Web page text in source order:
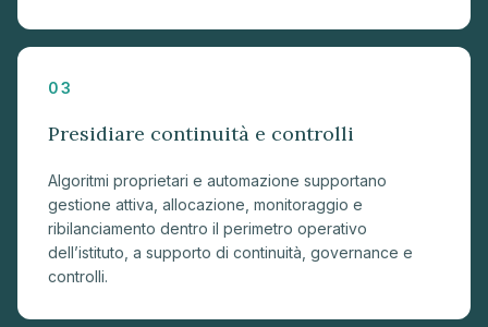
03
Presidiare continuità e controlli
Algoritmi proprietari e automazione supportano
gestione attiva, allocazione, monitoraggio e
ribilanciamento dentro il perimetro operativo
dell’istituto, a supporto di continuità, governance e
controlli.